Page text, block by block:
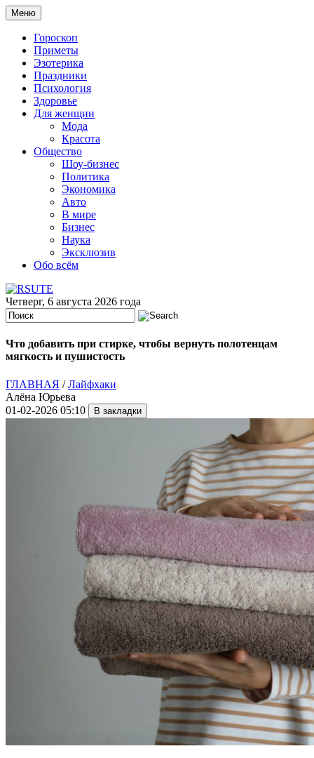
Меню
Гороскоп
Приметы
Эзотерика
Праздники
Психология
Здоровье
Для женщин
Мода
Красота
Общество
Шоу-бизнес
Политика
Экономика
Авто
В мире
Бизнес
Наука
Эксклюзив
Обо всём
Четверг, 6 августа 2026 года
Что добавить при стирке, чтобы вернуть полотенцам
мягкость и пушистость
ГЛАВНАЯ /Лайфхаки
Алёна Юрьева
01-02-2026 05:10